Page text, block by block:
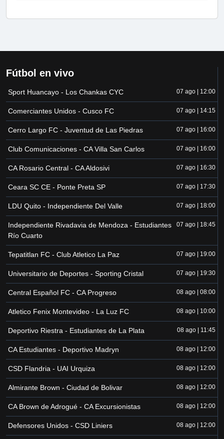
Fútbol en vivo
Sport Huancayo - Los Chankas CYC 07 ago | 12:00
Comerciantes Unidos - Cusco FC 07 ago | 14:15
Cerro Largo FC - Juventud de Las Piedras 07 ago | 16:00
Club Comunicaciones - CA Villa San Carlos 07 ago | 16:00
CA Rosario Central - CA Aldosivi 07 ago | 16:30
Ceara SC CE - Ponte Preta SP 07 ago | 17:30
LDU Quito - Independiente Del Valle 07 ago | 18:00
Independiente Rivadavia de Mendoza - Estudiantes
Río Cuarto
07 ago | 18:45
Tepatitlan FC - Club Atletico La Paz 07 ago | 19:00
Universitario de Deportes - Sporting Cristal 07 ago | 19:30
Central Español FC - CA Progreso 08 ago | 08:00
Atletico Fenix Montevideo - La Luz FC 08 ago | 10:00
Deportivo Riestra - Estudiantes de La Plata 08 ago | 11:45
CA Estudiantes - Deportivo Madryn 08 ago | 12:00
CSD Flandria - UAI Urquiza 08 ago | 12:00
Almirante Brown - Ciudad de Bolivar 08 ago | 12:00
CA Brown de Adrogué - CA Excursionistas 08 ago | 12:00
Defensores Unidos - CSD Liniers 08 ago | 12:00